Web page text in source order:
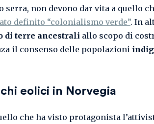
serra, non devono dar vita a quello
definito “colonialismo verde”. In
di terre ancestrali allo scopo di
il consenso delle popolazioni
eolici in Norvegia
che ha visto protagonista